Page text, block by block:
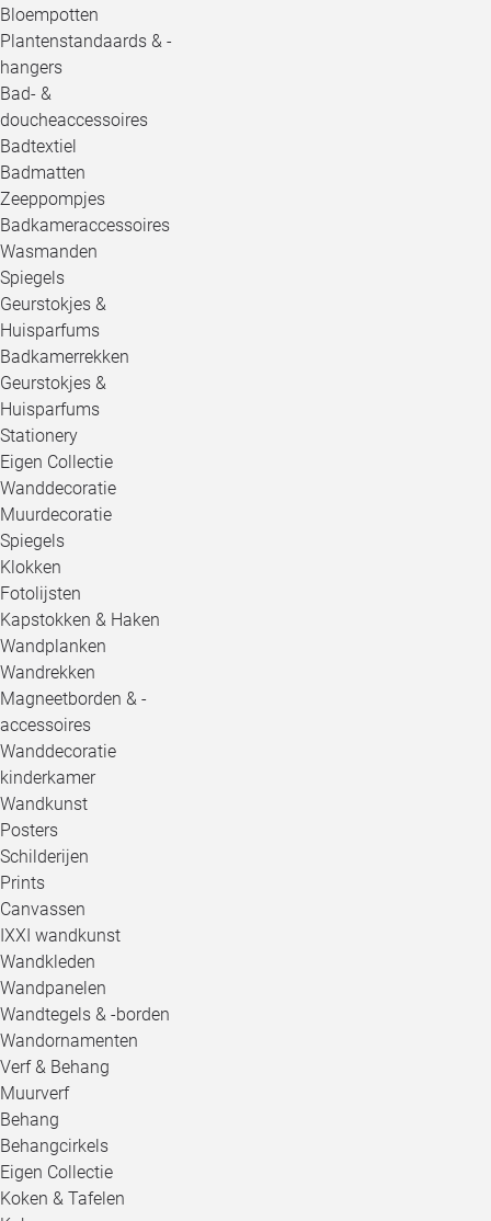
Bloempotten
Plantenstandaards & -
hangers
Bad- &
doucheaccessoires
Badtextiel
Badmatten
Zeeppompjes
Badkameraccessoires
Wasmanden
Spiegels
Geurstokjes &
Huisparfums
Badkamerrekken
Geurstokjes &
Huisparfums
Stationery
Eigen Collectie
Wanddecoratie
Muurdecoratie
Spiegels
Klokken
Fotolijsten
Kapstokken & Haken
Wandplanken
Wandrekken
Magneetborden & -
accessoires
Wanddecoratie
kinderkamer
Wandkunst
Posters
Schilderijen
Prints
Canvassen
IXXI wandkunst
Wandkleden
Wandpanelen
Wandtegels & -borden
Wandornamenten
Verf & Behang
Muurverf
Behang
Behangcirkels
Eigen Collectie
Koken & Tafelen